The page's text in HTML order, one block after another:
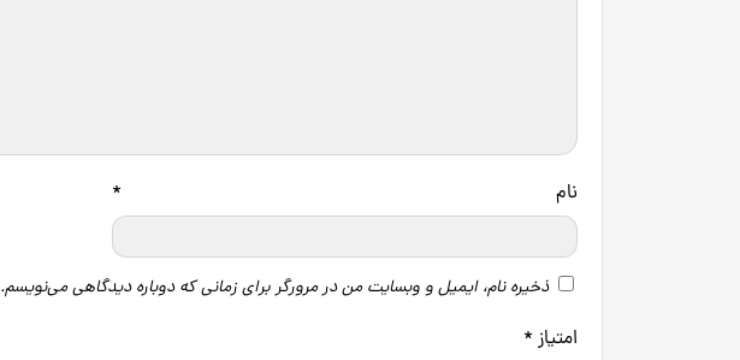
نام *
ذخیره نام، ایمیل و وبسایت من در مرورگر برای زمانی که دوباره دیدگاهی می‌نویسم.
امتیاز *